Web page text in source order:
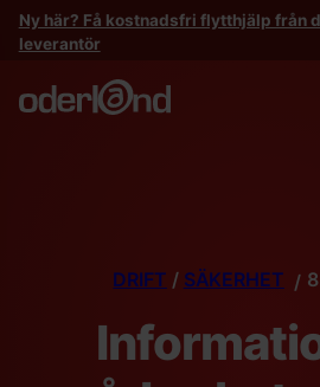
GåNy här? Få kostnadsfri flytthjälp från
leverantör
DRIFT / SÄKERHET